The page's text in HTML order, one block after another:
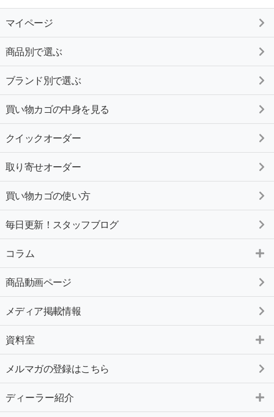
マイページ
商品別で選ぶ
ブランド別で選ぶ
買い物カゴの中身を見る
クイックオーダー
取り寄せオーダー
買い物カゴの使い方
毎日更新！スタッフブログ
コラム
商品動画ページ
メディア掲載情報
資料室
メルマガの登録はこちら
ディーラー紹介